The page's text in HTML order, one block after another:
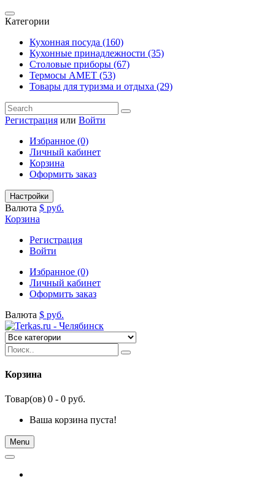
Категории
Кухонная посуда (160)
Кухонные принадлежности (35)
Столовые приборы (67)
Термосы АМЕТ (53)
Товары для туризма и отдыха (29)
Регистрация или Войти
Избранное (0)
Личный кабинет
Корзина
Оформить заказ
Настройки
Валюта $ руб.
Корзина
Регистрация
Войти
Избранное (0)
Личный кабинет
Оформить заказ
Валюта $ руб.
Корзина
Товар(ов) 0 - 0 руб.
Ваша корзина пуста!
Menu